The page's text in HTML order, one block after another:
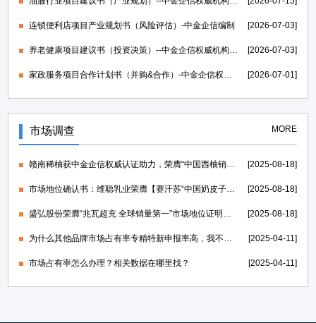
连锁便利店项目产业规划书（风险评估）-中金企信编制 [2026-07-03]
养老健康项目建议书（投资决策）--中金企信权威机构编制 [2026-07-03]
家政服务项目合作计划书（并购&合作）-中金企信权威机构编制 [2026-07-01]
市场调查 MORE
赣南稀柚获中金企信权威认证助力，荣膺“中国西柚销量第一”证明 [2025-08-18]
市场地位确认书：维聪乳业荣膺【赛汗苏“中国奶皮子老酸奶开创者”】 [2025-08-18]
盛弘股份荣膺“兆瓦超充 全球销量第一”市场地位证明，打造世界一流的电力能源科技创新IP [2025-08-18]
为什么其他品牌市场占有率专精特新申报率高，我不行？ [2025-04-11]
市场占有率怎么办理？相关数据在哪里找？ [2025-04-11]